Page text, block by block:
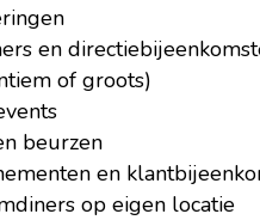
en
of groots)
beurzen
en
op eigen locatie